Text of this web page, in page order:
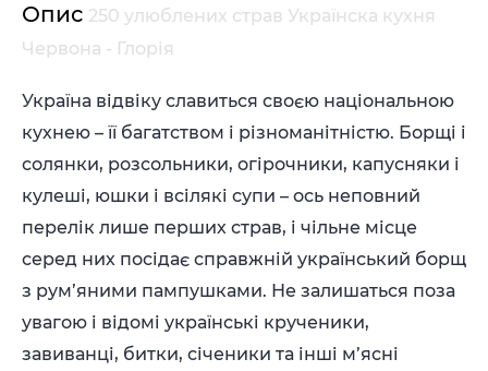
Опис 250 улюблених страв Українска кухня
Червона - Глорія
Україна відвіку славиться своєю національною
кухнею – її багатством і різноманітністю. Борщі і
солянки, розсольники, огірочники, капусняки і
кулеші, юшки і всілякі супи – ось неповний
перелік лише перших страв, і чільне місце
серед них посідає справжній український борщ
з рум’яними пампушками. Не залишаться поза
увагою і відомі українські крученики,
завиванці, битки, січеники та інші м’ясні